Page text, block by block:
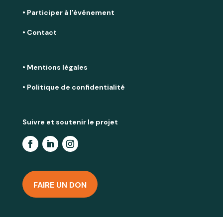
• Participer à l'événement
• Contact
• Mentions légales
• Politique de confidentialité
Suivre et soutenir le projet
FAIRE UN DON